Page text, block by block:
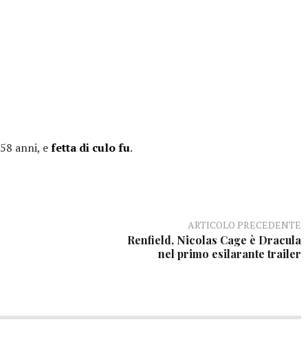
58 anni, efetta di culo fu.
ARTICOLO PRECEDENTE
Renfield, Nicolas Cage è Dracula
nel primo esilarante trailer